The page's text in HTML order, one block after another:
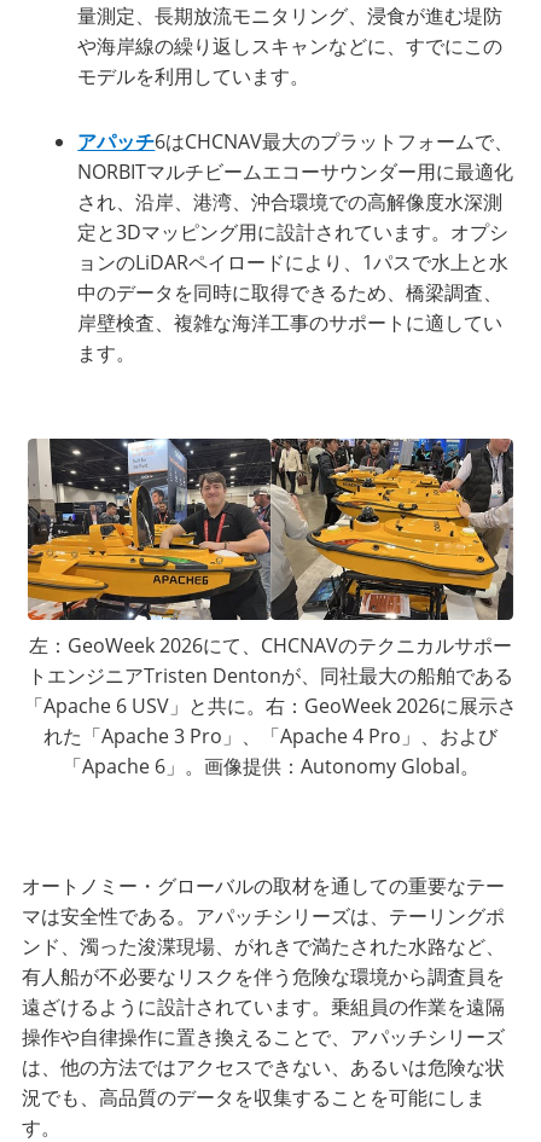
量測定、長期放流モニタリング、浸食が進む堤防
や海岸線の繰り返しスキャンなどに、すでにこの
モデルを利用しています。
アパッチ6はCHCNAV最大のプラットフォームで、
NORBITマルチビームエコーサウンダー用に最適化
され、沿岸、港湾、沖合環境での高解像度水深測
定と3Dマッピング用に設計されています。オプシ
ョンのLiDARペイロードにより、1パスで水上と水
中のデータを同時に取得できるため、橋梁調査、
岸壁検査、複雑な海洋工事のサポートに適してい
ます。
左：GeoWeek 2026にて、CHCNAVのテクニカルサポー
トエンジニアTristen Dentonが、同社最大の船舶である
「Apache 6 USV」と共に。右：GeoWeek 2026に展示さ
れた「Apache 3 Pro」、「Apache 4 Pro」、および
「Apache 6」。画像提供：Autonomy Global。
オートノミー・グローバルの取材を通しての重要なテー
マは安全性である。アパッチシリーズは、テーリングポ
ンド、濁った浚渫現場、がれきで満たされた水路など、
有人船が不必要なリスクを伴う危険な環境から調査員を
遠ざけるように設計されています。乗組員の作業を遠隔
操作や自律操作に置き換えることで、アパッチシリーズ
は、他の方法ではアクセスできない、あるいは危険な状
況でも、高品質のデータを収集することを可能にしま
す。